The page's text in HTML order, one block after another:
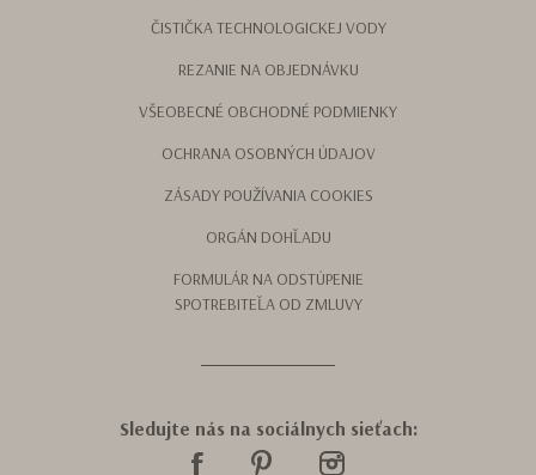
ČISTIČKA TECHNOLOGICKEJ VODY
REZANIE NA OBJEDNÁVKU
VŠEOBECNÉ OBCHODNÉ PODMIENKY
OCHRANA OSOBNÝCH ÚDAJOV
ZÁSADY POUŽÍVANIA COOKIES
ORGÁN DOHĽADU
FORMULÁR NA ODSTÚPENIE
SPOTREBITEĽA OD ZMLUVY
Sledujte nás na sociálnych sieťach: